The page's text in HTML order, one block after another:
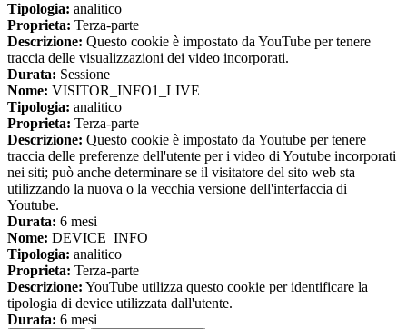
Tipologia: analitico
Proprieta: Terza-parte
Descrizione: Questo cookie è impostato da YouTube per tenere
traccia delle visualizzazioni dei video incorporati.
Durata: Sessione
Nome: VISITOR_INFO1_LIVE
Tipologia: analitico
Proprieta: Terza-parte
Descrizione: Questo cookie è impostato da Youtube per tenere
traccia delle preferenze dell'utente per i video di Youtube incorporati
nei siti; può anche determinare se il visitatore del sito web sta
utilizzando la nuova o la vecchia versione dell'interfaccia di
Youtube.
Durata: 6 mesi
Nome: DEVICE_INFO
Tipologia: analitico
Proprieta: Terza-parte
Descrizione: YouTube utilizza questo cookie per identificare la
tipologia di device utilizzata dall'utente.
Durata: 6 mesi